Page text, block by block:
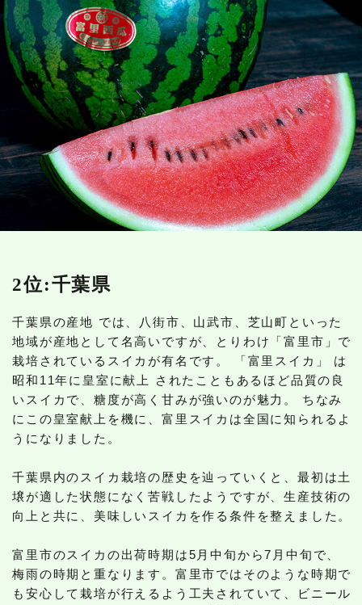
2位:千葉県
千葉県の産地 では、八街市、山武市、芝山町といった
地域が産地として名高いですが、とりわけ「富里市」で
栽培されているスイカが有名です。 「富里スイカ」 は
昭和11年に皇室に献上 されたこともあるほど品質の良
いスイカで、糖度が高く甘みが強いのが魅力。 ちなみ
にこの皇室献上を機に、富里スイカは全国に知られるよ
うになりました。
千葉県内のスイカ栽培の歴史を辿っていくと、最初は土
壌が適した状態になく苦戦したようですが、生産技術の
向上と共に、美味しいスイカを作る条件を整えました。
富里市のスイカの出荷時期は5月中旬から7月中旬で、
梅雨の時期と重なります。富里市ではそのような時期で
も安心して栽培が行えるよう工夫されていて、ビニール